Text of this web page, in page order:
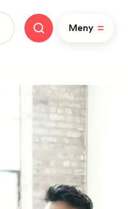
Meny